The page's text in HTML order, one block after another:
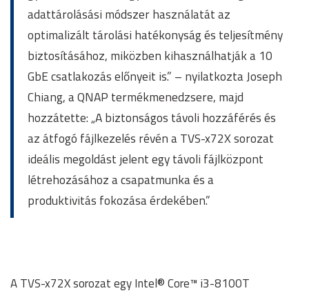
adattárolásási módszer használatát az
optimalizált tárolási hatékonyság és teljesítmény
biztosításához, miközben kihasználhatják a 10
GbE csatlakozás előnyeit is.” – nyilatkozta Joseph
Chiang, a QNAP termékmenedzsere, majd
hozzátette: „A biztonságos távoli hozzáférés és
az átfogó fájlkezelés révén a TVS-x72X sorozat
ideális megoldást jelent egy távoli fájlközpont
létrehozásához a csapatmunka és a
produktivitás fokozása érdekében.”
A TVS-x72X sorozat egy Intel® Core™ i3-8100T